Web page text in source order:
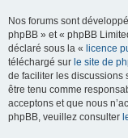
Nos forums sont
phpBB » et « phpBB
déclaré sous la « licence
téléchargé sur le site de
de faciliter les discussions
être tenu comme
acceptons et que nous
phpBB, veuillez consulter